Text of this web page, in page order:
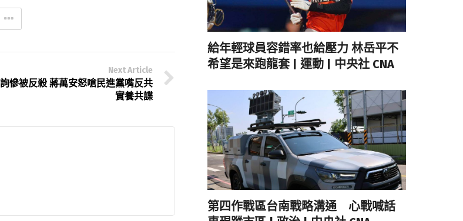
Next Article
慘被反殺 蔣萬安怒嗆民進黨嘴反共
實養共諜
給年輕球員容錯率也給壓力 林岳平不
希望是來跑龍套 | 運動 | 中央社 CNA
第四作戰區台南戰略溝通 心戰喊話